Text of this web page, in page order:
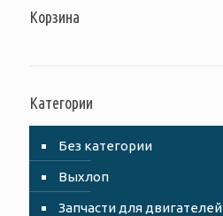
Корзина
Категории
Без категории
Выхлоп
Запчасти для двигателей